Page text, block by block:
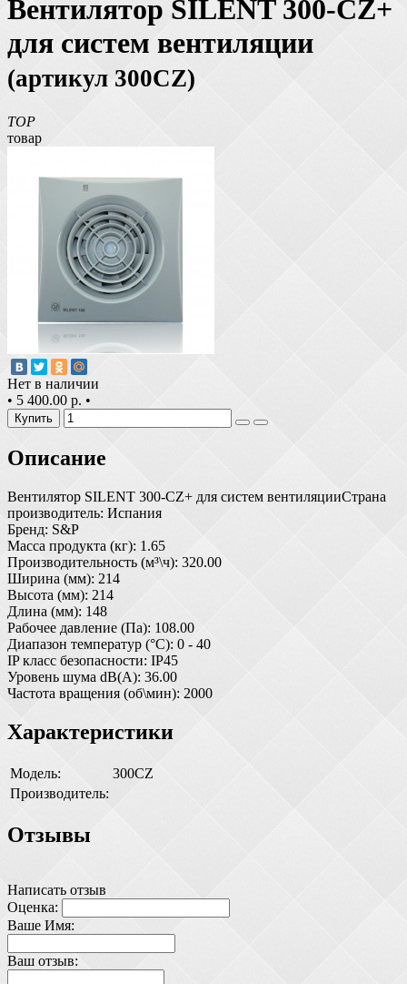
Вентилятор SILENT 300-CZ+
для систем вентиляции
(артикул 300CZ)
TOP
товар
Нет в наличии
• 5 400.00 р. •
Купить
Описание
Вентилятор SILENT 300-CZ+ для систем вентиляцииСтрана
производитель: Испания
Бренд: S&P
Масса продукта (кг): 1.65
Производительность (м³\ч): 320.00
Ширина (мм): 214
Высота (мм): 214
Длина (мм): 148
Рабочее давление (Па): 108.00
Диапазон температур (°С): 0 - 40
IP класс безопасности: IP45
Уровень шума dB(A): 36.00
Частота вращения (об\мин): 2000
Характеристики
Модель:
300CZ
Производитель:
Отзывы
Написать отзыв
Оценка:
Ваше Имя:
Ваш отзыв: